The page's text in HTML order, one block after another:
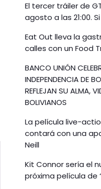
El tercer tráiler de
agosto a las 21:00.
Eat Out lleva la
calles con un Food
BANCO UNIÓN
INDEPENDENCIA DE
REFLEJAN SU ALMA,
BOLIVIANOS
La película live-
contará con una
Neill
Kit Connor sería el
próxima película de